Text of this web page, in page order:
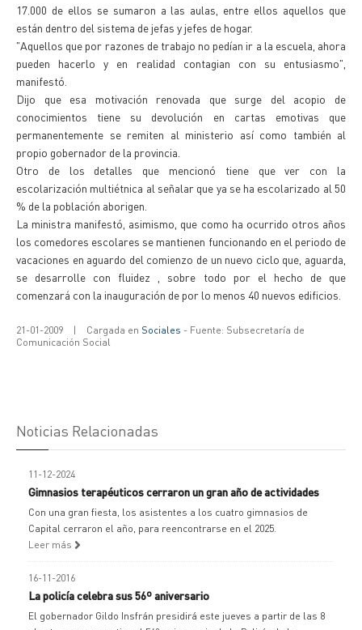
17.000 de ellos se sumaron a las aulas, entre ellos aquellos que
están dentro del sistema de jefas y jefes de hogar.
"Aquellos que por razones de trabajo no pedían ir a la escuela, ahora
pueden hacerlo y en realidad contagian con su entusiasmo",
manifestó.
Dijo que esa motivación renovada que surge del acopio de
conocimientos tiene su devolución en cartas emotivas que
permanentemente se remiten al ministerio así como también al
propio gobernador de la provincia.
Otro de los detalles que mencionó tiene que ver con la
escolarización multiétnica al señalar que ya se ha escolarizado al 50
% de la población aborigen.
La ministra manifestó, asimismo, que como ha ocurrido otros años
los comedores escolares se mantienen funcionando en el periodo de
vacaciones en aguardo del comienzo de un nuevo ciclo que, aguarda,
se desarrolle con fluidez , sobre todo por el hecho de que
comenzará con la inauguración de por lo menos 40 nuevos edificios.
21-01-2009 | Cargada en Sociales - Fuente: Subsecretaría de
Comunicación Social
Noticias Relacionadas
11-12-2024
Gimnasios terapéuticos cerraron un gran año de actividades
Con una gran fiesta, los asistentes a los cuatro gimnasios de
Capital cerraron el año, para reencontrarse en el 2025.
Leer más
16-11-2016
La policía celebra sus 56º aniversario
El gobernador Gildo Insfrán presidirá este jueves a partir de las 8